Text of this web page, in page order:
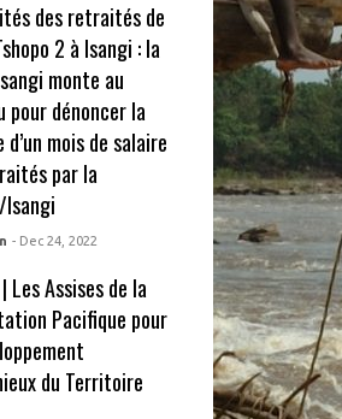
des retraités de
2 à Isangi : la
monte au
pour dénoncer la
mois de salaire
par la
- Dec 24, 2022
Les Assises de la
Pacifique pour
du Territoire